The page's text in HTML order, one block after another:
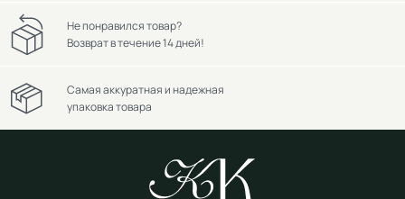
Не понравился товар?
Возврат в течение 14 дней!
Самая аккуратная и надежная
упаковка товара